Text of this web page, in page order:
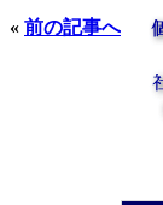
« 前の記事へ